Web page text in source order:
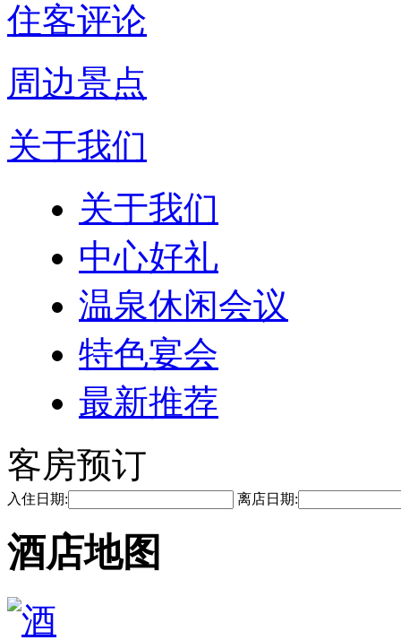
住客评论
周边景点
关于我们
关于我们
中心好礼
温泉休闲会议
特色宴会
最新推荐
客房预订
入住日期: 离店日期:
酒店地图